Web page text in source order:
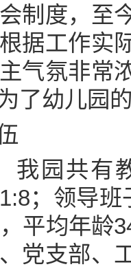
制度，至
据工作实
气氛非常
了幼儿园
我园共有
；领导
平均年龄
党支部、